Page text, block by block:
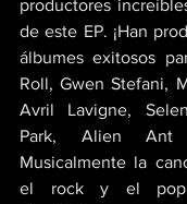
productores
de este EP. ¡Han
álbumes exitosos
Roll, Gwen Stefani,
Avril Lavigne,
Park, Alien
Musicalmente la
el rock y el pop